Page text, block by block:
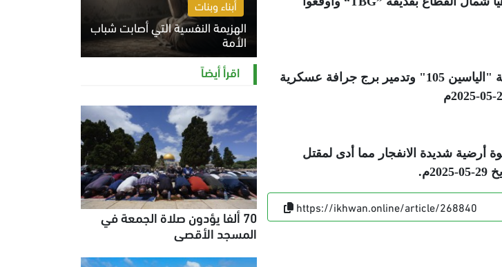
كما أكدت تمكن مقاوميها من استهداف دبابة "ميركافا" صهيوينة بقذيفة "الياسين 105" وتدمير برج جرافة عسكرية
أرضية شديدة الانفجار مما أدى لمقتل
https://ikhwan.online/article/268840
أبناء وبنات
الهزيمة النفسية التي أصابت شباب
الأمة
الخميس 6 أغسطس 2026 11:12 ص
اقرأ أيضاً
70 ألفا يؤدون صلاة الجمعة في
المسجد الأقصى